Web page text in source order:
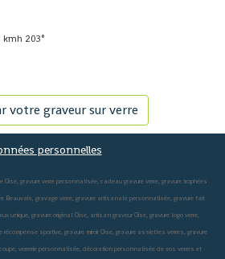
kmh 203°
votre graveur sur verre
personnelles
gravure verre personnalisée, cadeau gravure verre, gravure trophées
Beauvais, gravage verre, gravure artisanale personnalisée, gravure fait
unique, gravure original Oise, artisan graveur Oise, gravure logo verre,
récompense sportive, gravure miroir Oise, gravure assiettes verres, gravure
verrerie personnalisée, décoration personnalisée de vos verres et